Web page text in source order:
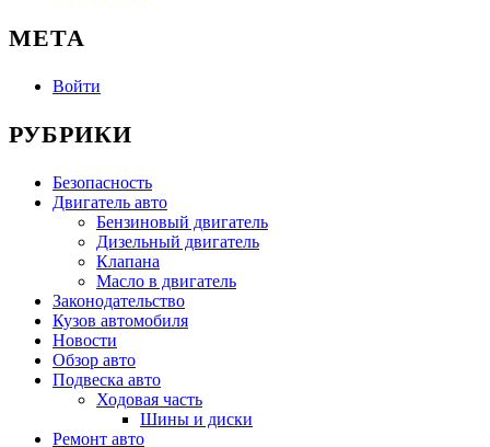
МЕТА
Войти
РУБРИКИ
Безопасность
Двигатель авто
Бензиновый двигатель
Дизельный двигатель
Клапана
Масло в двигатель
Законодательство
Кузов автомобиля
Новости
Обзор авто
Подвеска авто
Ходовая часть
Шины и диски
Ремонт авто